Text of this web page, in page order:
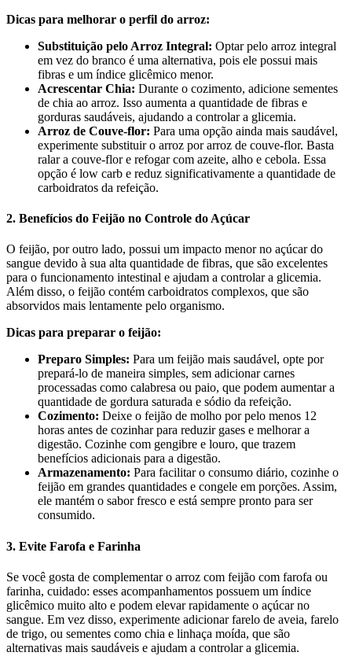
Dicas para melhorar o perfil do arroz:
Substituição pelo Arroz Integral: Optar pelo arroz integral
em vez do branco é uma alternativa, pois ele possui mais
fibras e um índice glicêmico menor.
Acrescentar Chia: Durante o cozimento, adicione sementes
de chia ao arroz. Isso aumenta a quantidade de fibras e
gorduras saudáveis, ajudando a controlar a glicemia.
Arroz de Couve-flor: Para uma opção ainda mais saudável,
experimente substituir o arroz por arroz de couve-flor. Basta
ralar a couve-flor e refogar com azeite, alho e cebola. Essa
opção é low carb e reduz significativamente a quantidade de
carboidratos da refeição.
2. Benefícios do Feijão no Controle do Açúcar
O feijão, por outro lado, possui um impacto menor no açúcar do
sangue devido à sua alta quantidade de fibras, que são excelentes
para o funcionamento intestinal e ajudam a controlar a glicemia.
Além disso, o feijão contém carboidratos complexos, que são
absorvidos mais lentamente pelo organismo.
Dicas para preparar o feijão:
Preparo Simples: Para um feijão mais saudável, opte por
prepará-lo de maneira simples, sem adicionar carnes
processadas como calabresa ou paio, que podem aumentar a
quantidade de gordura saturada e sódio da refeição.
Cozimento: Deixe o feijão de molho por pelo menos 12
horas antes de cozinhar para reduzir gases e melhorar a
digestão. Cozinhe com gengibre e louro, que trazem
benefícios adicionais para a digestão.
Armazenamento: Para facilitar o consumo diário, cozinhe o
feijão em grandes quantidades e congele em porções. Assim,
ele mantém o sabor fresco e está sempre pronto para ser
consumido.
3. Evite Farofa e Farinha
Se você gosta de complementar o arroz com feijão com farofa ou
farinha, cuidado: esses acompanhamentos possuem um índice
glicêmico muito alto e podem elevar rapidamente o açúcar no
sangue. Em vez disso, experimente adicionar farelo de aveia, farelo
de trigo, ou sementes como chia e linhaça moída, que são
alternativas mais saudáveis e ajudam a controlar a glicemia.